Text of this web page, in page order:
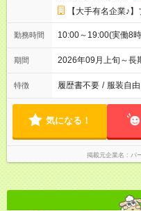
【大手有名企業♪
勤務時間 10:00～19:00(実働8
期間 2026年09月上旬～
特徴 履歴書不要 / 服装自由
気になる！
掲載元企業名 パ